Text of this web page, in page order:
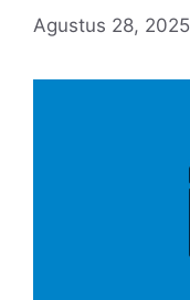
Agustus 28, 2025